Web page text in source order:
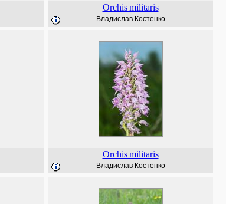
Orchis militaris
Владислав Костенко
Orchis militaris
Владислав Костенко